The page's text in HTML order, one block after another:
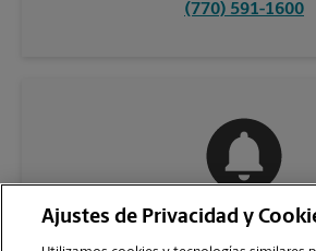
(770) 591-1600
Ajustes de Privacidad y